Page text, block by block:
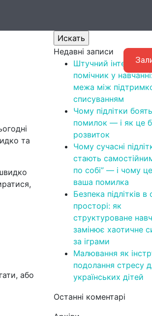
та
або
Искать
Недавні записи
Штучний інтелект
помічник у
межа між
списуванням
Чому підлітки
помилок — і як це
розвиток
Чому сучасні
стають
по собі” — і чому
ваша помилка
Безпека підлітків
просторі: як
структуроване
замінює хаотичне
за іграми
Малювання як
подолання стресу
українських дітей
Останні коментарі